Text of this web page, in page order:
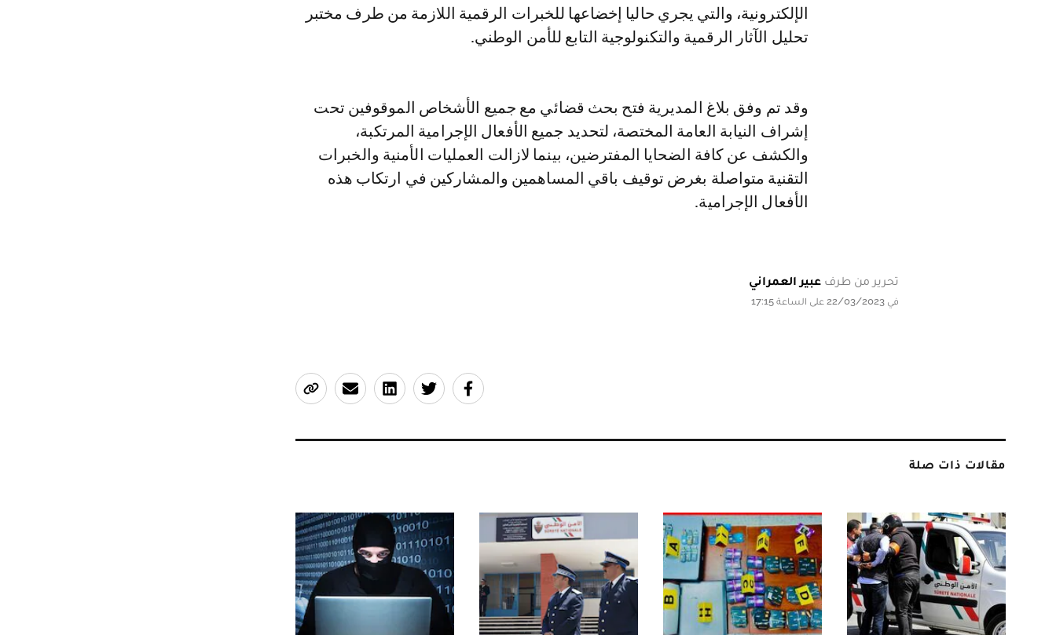
الإلكترونية، والتي يجري حاليا إخضاعها للخبرات الرقمية اللازمة من طرف مختبر
تحليل الآثار الرقمية والتكنولوجية التابع للأمن الوطني.
وقد تم وفق بلاغ المديرية فتح بحث قضائي مع جميع الأشخاص الموقوفين تحت
إشراف النيابة العامة المختصة، لتحديد جميع الأفعال الإجرامية المرتكبة،
والكشف عن كافة الضحايا المفترضين، بينما لازالت العمليات الأمنية والخبرات
التقنية متواصلة بغرض توقيف باقي المساهمين والمشاركين في ارتكاب هذه
الأفعال الإجرامية.
تحرير من طرف عبير العمراني
في 22/03/2023 على الساعة 17:15
مقالات ذات صلة